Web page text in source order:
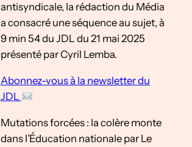
antisyndicale, la rédaction du Média
a consacré une séquence au sujet, à
9 min 54 du JDL du 21 mai 2025
présenté par Cyril Lemba.
Abonnez-vous à la newsletter du
JDL
Mutations forcées : la colère monte
dans l’Éducation nationale par Le